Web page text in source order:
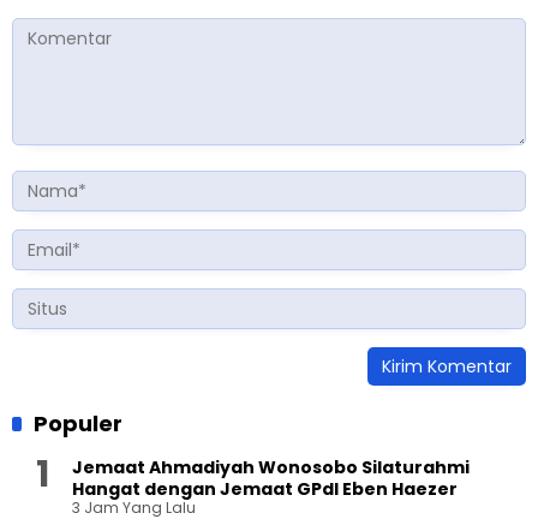
Populer
Jemaat Ahmadiyah Wonosobo Silaturahmi
Hangat dengan Jemaat GPdI Eben Haezer
3 Jam Yang Lalu